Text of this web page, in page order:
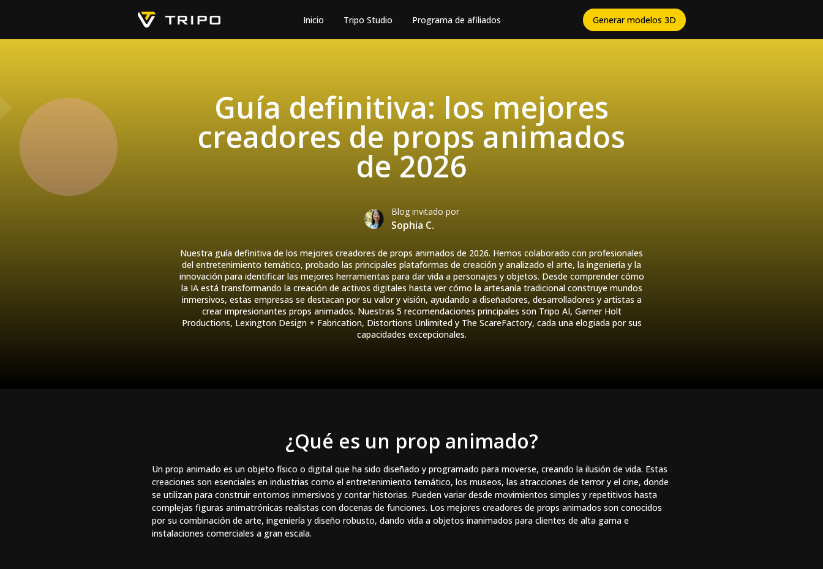
Inicio Tripo Studio Programa de afiliados Generar modelos 3D
Guía definitiva: los mejores
creadores de props animados
de 2026
Blog invitado por
Sophia C.
Nuestra guía definitiva de los mejores creadores de props animados de 2026. Hemos colaborado con profesionales
del entretenimiento temático, probado las principales plataformas de creación y analizado el arte, la ingeniería y la
innovación para identificar las mejores herramientas para dar vida a personajes y objetos. Desde comprender cómo
la IA está transformando la creación de activos digitales hasta ver cómo la artesanía tradicional construye mundos
inmersivos, estas empresas se destacan por su valor y visión, ayudando a diseñadores, desarrolladores y artistas a
crear impresionantes props animados. Nuestras 5 recomendaciones principales son Tripo AI, Garner Holt
Productions, Lexington Design + Fabrication, Distortions Unlimited y The ScareFactory, cada una elogiada por sus
capacidades excepcionales.
¿Qué es un prop animado?
Un prop animado es un objeto físico o digital que ha sido diseñado y programado para moverse, creando la ilusión de vida. Estas
creaciones son esenciales en industrias como el entretenimiento temático, los museos, las atracciones de terror y el cine, donde
se utilizan para construir entornos inmersivos y contar historias. Pueden variar desde movimientos simples y repetitivos hasta
complejas figuras animatrónicas realistas con docenas de funciones. Los mejores creadores de props animados son conocidos
por su combinación de arte, ingeniería y diseño robusto, dando vida a objetos inanimados para clientes de alta gama e
instalaciones comerciales a gran escala.